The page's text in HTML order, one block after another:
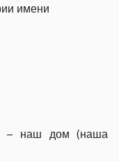
имени
– наш дом (наша